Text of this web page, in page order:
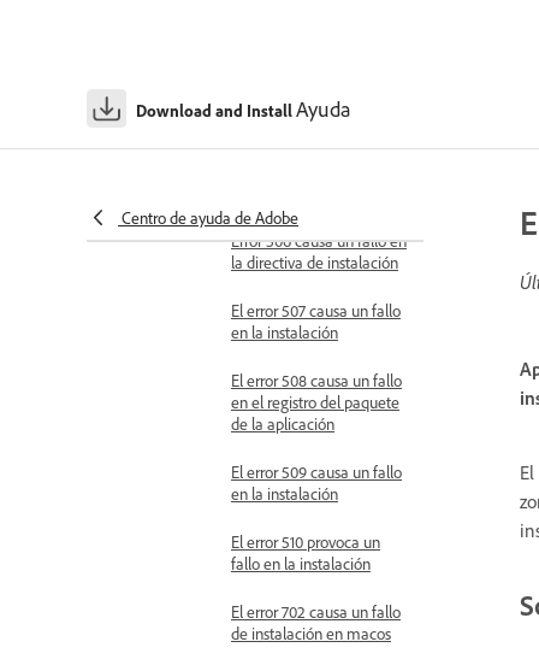
Download and InstallAyuda
Centro de ayuda de Adobe
El error 503 causa un fallo
en la instalación
Error 506 causa un fallo en
la directiva de instalación
El error 507 causa un fallo
en la instalación
El error 508 causa un fallo
en el registro del paquete
de la aplicación
El error 509 causa un fallo
en la instalación
El error 510 provoca un
fallo en la instalación
El error 702 causa un fallo
de instalación en macos